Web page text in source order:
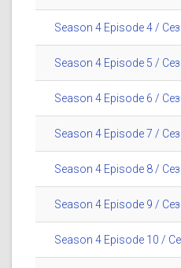
Season 4 Episode 4 /
Season 4 Episode 5 /
Season 4 Episode 6 /
Season 4 Episode 7 /
Season 4 Episode 8 /
Season 4 Episode 9 /
Season 4 Episode 10 /